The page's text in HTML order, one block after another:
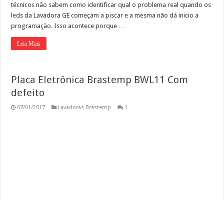
técnicos não sabem como identificar qual o problema real quando os
leds da Lavadora GE começam a piscar e a mesma não dá inicio a
programação. Isso acontece porque …
Leia Mais
Placa Eletrônica Brastemp BWL11 Com
defeito
07/01/2017 Lavadoras Brastemp 1